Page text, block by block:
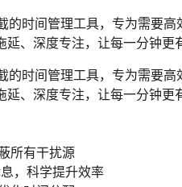
的时间管理工具，专为需要
延、深度专注，让每一分钟更
的时间管理工具，专为需要
、深度专注，让每一分钟更
所有干扰源
，科学提升效率